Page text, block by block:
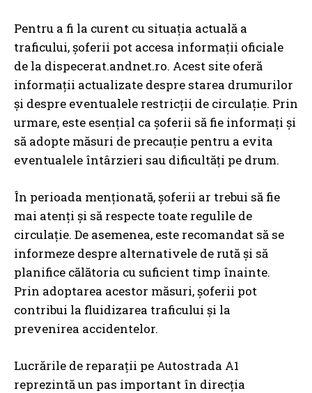
Pentru a fi la curent cu situația actuală a
traficului, șoferii pot accesa informații oficiale
de la dispecerat.andnet.ro. Acest site oferă
informații actualizate despre starea drumurilor
și despre eventualele restricții de circulație. Prin
urmare, este esențial ca șoferii să fie informați și
să adopte măsuri de precauție pentru a evita
eventualele întârzieri sau dificultăți pe drum.
În perioada menționată, șoferii ar trebui să fie
mai atenți și să respecte toate regulile de
circulație. De asemenea, este recomandat să se
informeze despre alternativele de rută și să
planifice călătoria cu suficient timp înainte.
Prin adoptarea acestor măsuri, șoferii pot
contribui la fluidizarea traficului și la
prevenirea accidentelor.
Lucrările de reparații pe Autostrada A1
reprezintă un pas important în direcția